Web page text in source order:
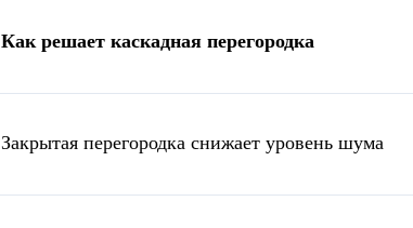
Как решает каскадная перегородка
Закрытая перегородка снижает уровень шума